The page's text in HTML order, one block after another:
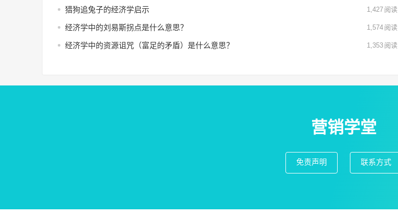
猎狗追兔子的经济学启示 1,427 阅读
经济学中的刘易斯拐点是什么意思？ 1,574 阅读
经济学中的资源诅咒（富足的矛盾）是什么意思？ 1,353 阅读
营销学堂
免责声明 联系方式